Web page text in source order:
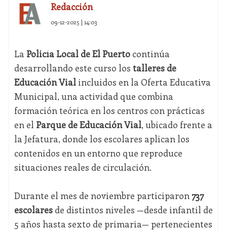
Redacción
09-12-2025 | 14:03
La Policía Local de El Puertocontinúa
desarrollando este curso los talleres de
Educación Vialincluidos en la Oferta Educativa
Municipal, una actividad que combina
formación teórica en los centros con prácticas
en el Parque de Educación Vial, ubicado frente a
la Jefatura, donde los escolares aplican los
contenidos en un entorno que reproduce
situaciones reales de circulación.
Durante el mes de noviembre participaron737
escolaresde distintos niveles —desde infantil de
5 años hasta sexto de primaria— pertenecientes